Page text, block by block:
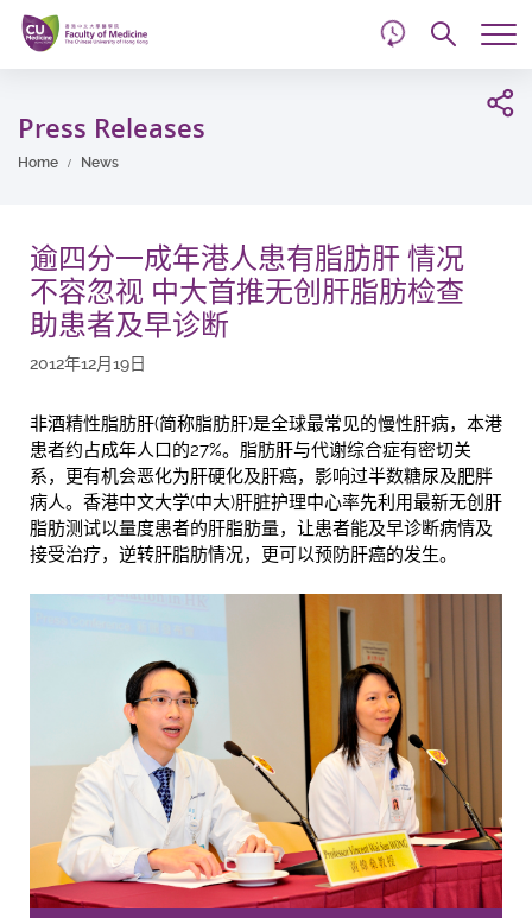
Skip
main
content
Press Releases
Home News
逾四分一成年港人患有脂肪肝 情况
不容忽视 中大首推无创肝脂肪检查
助患者及早诊断
2012年12月19日
非酒精性脂肪肝(简称脂肪肝)是全球最常见的慢性肝病，本港
患者约占成年人口的27%。脂肪肝与代谢综合症有密切关
系，更有机会恶化为肝硬化及肝癌，影响过半数糖尿及肥胖
病人。香港中文大学(中大)肝脏护理中心率先利用最新无创肝
脂肪测试以量度患者的肝脂肪量，让患者能及早诊断病情及
接受治疗，逆转肝脂肪情况，更可以预防肝癌的发生。